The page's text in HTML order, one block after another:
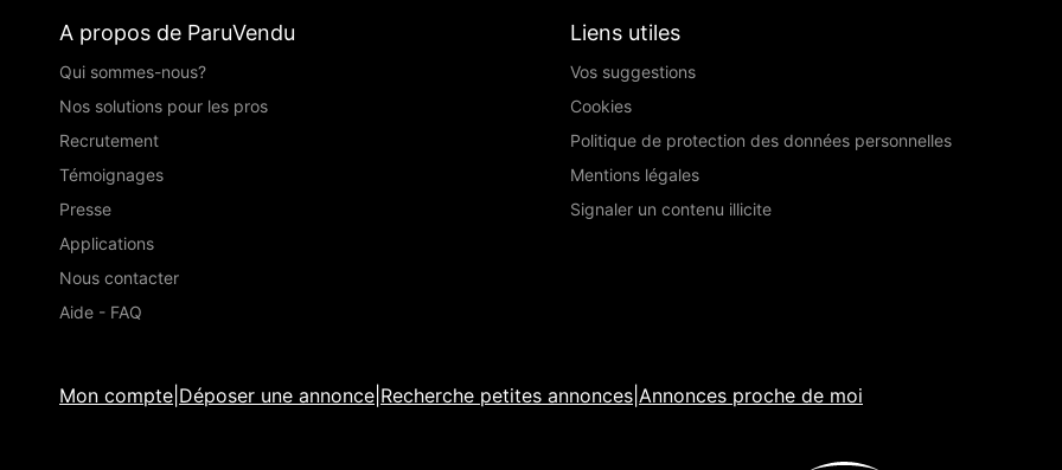
A propos de ParuVendu
Qui sommes-nous?
Nos solutions pour les pros
Recrutement
Témoignages
Presse
Applications
Nous contacter
Aide - FAQ
Liens utiles
Vos suggestions
Cookies
Politique de protection des données personnelles
Mentions légales
Signaler un contenu illicite
Mon compte Déposer une annonce Recherche petites annonces Annonces proche de moi